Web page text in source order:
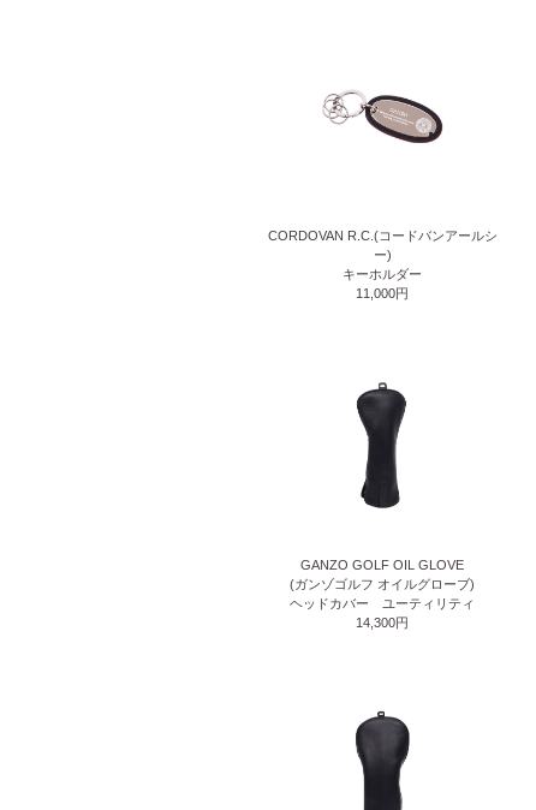
CORDOVAN R.C.(コードバンアールシ
ー)
キーホルダー
11,000円
GANZO GOLF OIL GLOVE
(ガンゾゴルフ オイルグローブ)
ヘッドカバー ユーティリティ
14,300円